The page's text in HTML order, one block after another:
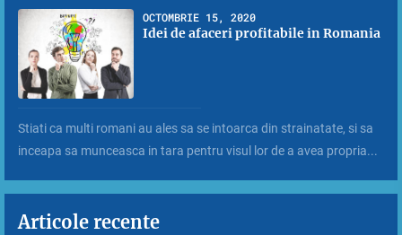
OCTOMBRIE 15, 2020
Idei de afaceri profitabile in Romania
Stiati ca multi romani au ales sa se intoarca din strainatate, si sa
inceapa sa munceasca in tara pentru visul lor de a avea propria...
Articole recente